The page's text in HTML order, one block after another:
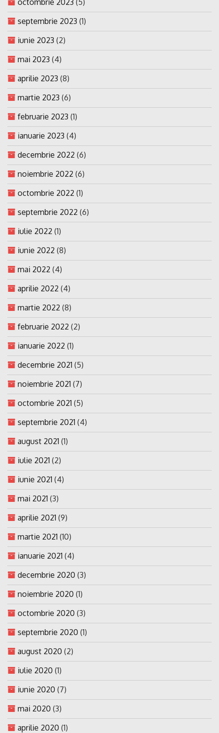
septembrie 2023 (1)
iunie 2023 (2)
mai 2023 (4)
aprilie 2023 (8)
martie 2023 (6)
februarie 2023 (1)
ianuarie 2023 (4)
decembrie 2022 (6)
noiembrie 2022 (6)
octombrie 2022 (1)
septembrie 2022 (6)
iulie 2022 (1)
iunie 2022 (8)
mai 2022 (4)
aprilie 2022 (4)
martie 2022 (8)
februarie 2022 (2)
ianuarie 2022 (1)
decembrie 2021 (5)
noiembrie 2021 (7)
octombrie 2021 (5)
septembrie 2021 (4)
august 2021 (1)
iulie 2021 (2)
iunie 2021 (4)
mai 2021 (3)
aprilie 2021 (9)
martie 2021 (10)
ianuarie 2021 (4)
decembrie 2020 (3)
noiembrie 2020 (1)
octombrie 2020 (3)
septembrie 2020 (1)
august 2020 (2)
iulie 2020 (1)
iunie 2020 (7)
mai 2020 (3)
aprilie 2020 (1)